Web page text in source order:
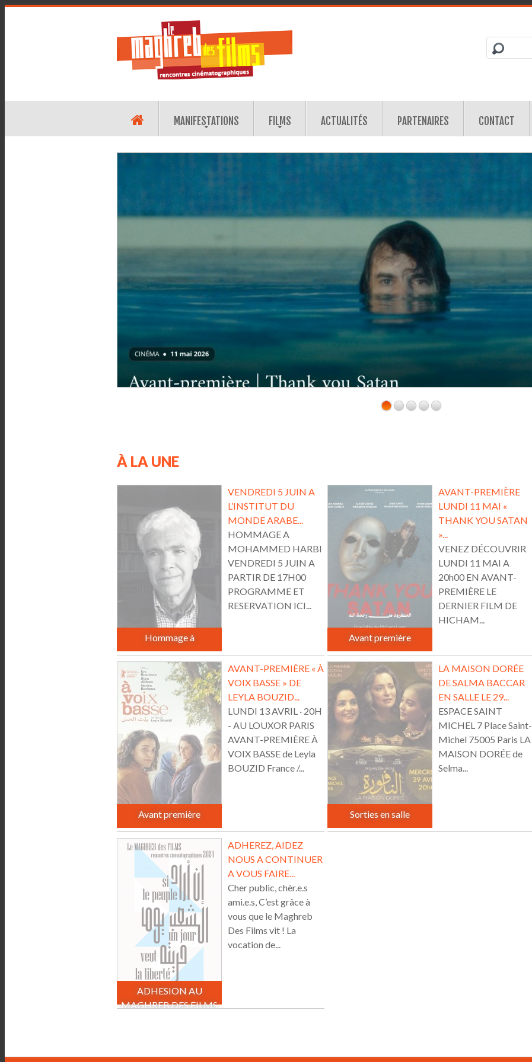
MANIFESTATIONS FILMS ACTUALITÉS PARTENAIRES CONTACT
À LA UNE
Hommage à
VENDREDI 5 JUIN A
L’INSTITUT DU
MONDE ARABE...
HOMMAGE A
MOHAMMED HARBI
VENDREDI 5 JUIN A
PARTIR DE 17H00
PROGRAMME ET
RESERVATION ICI...
Avant première
AVANT-PREMIÈRE
LUNDI 11 MAI «
THANK YOU SATAN
»...
VENEZ DÉCOUVRIR
LUNDI 11 MAI A
20h00 EN AVANT-
PREMIÈRE LE
DERNIER FILM DE
HICHAM...
Avant première
AVANT-PREMIÈRE « À
VOIX BASSE » DE
LEYLA BOUZID...
LUNDI 13 AVRIL · 20H
- AU LOUXOR PARIS
AVANT-PREMIÈRE À
VOIX BASSE de Leyla
BOUZID France /...
Sorties en salle
LA MAISON DORÉE
DE SALMA BACCAR
EN SALLE LE 29...
ESPACE SAINT
MICHEL 7 Place Saint-
Michel 75005 Paris LA
MAISON DORÉE de
Selma...
ADHESION AU
MAGHREB DES FILMS
ADHEREZ, AIDEZ
NOUS A CONTINUER
A VOUS FAIRE...
Cher public, chèr.e.s
ami.e.s, C’est grâce à
vous que le Maghreb
Des Films vit ! La
vocation de...